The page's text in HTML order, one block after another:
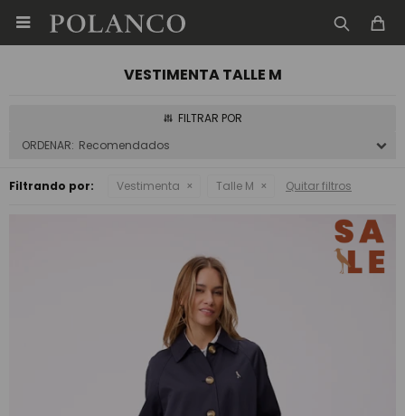

VESTIMENTA TALLE M
Recomendados
Filtrando por: Vestimenta Talle M Quitar filtros